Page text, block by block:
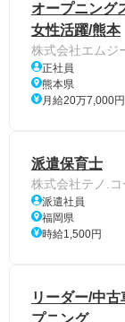
オープニング
女性活躍/熊本
株式会社エムジ
正社員
熊本県
月給20万7,000
派遣保育士
株式会社テノ.
派遣社員
福岡県
時給1,500円
リーダー/中